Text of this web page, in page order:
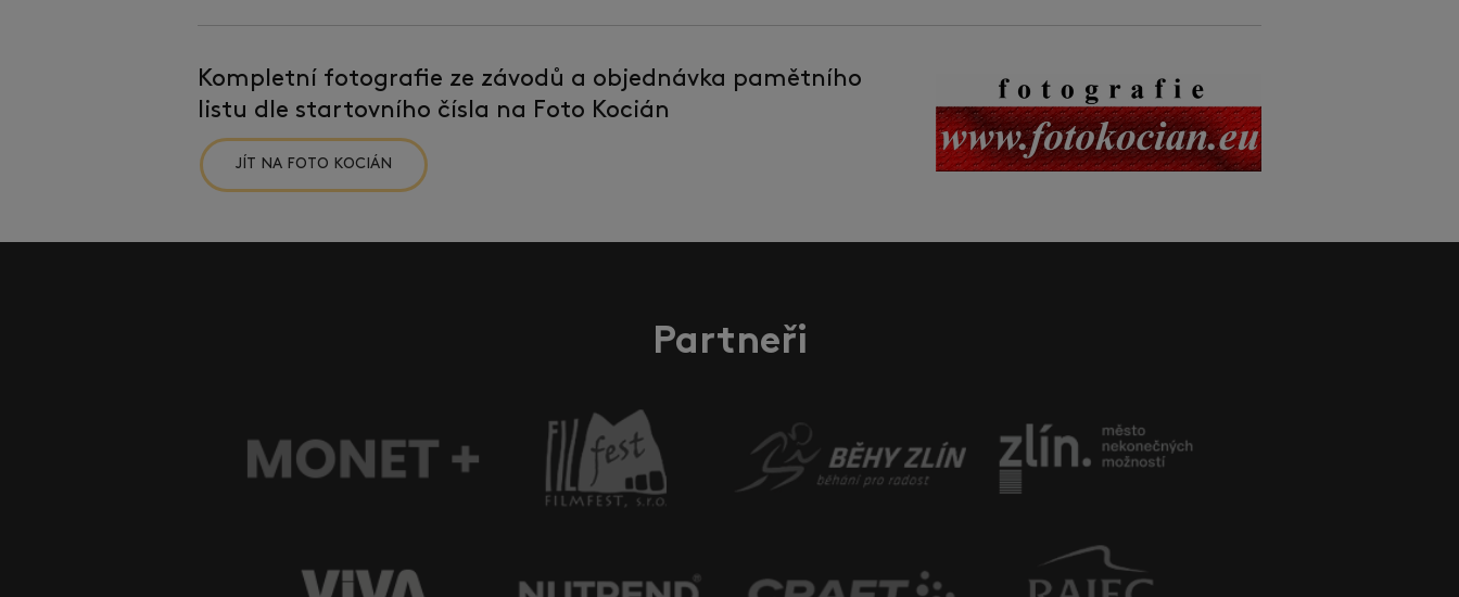
Kompletní fotografie ze závodů a objednávka pamětního
listu dle startovního čísla na Foto Kocián
JÍT NA FOTO KOCIÁN
Partneři